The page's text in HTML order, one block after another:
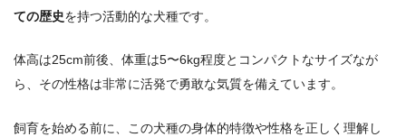
ての歴史を持つ活動的な犬種です。
体高は25cm前後、体重は5〜6kg程度とコンパクトなサイズなが
ら、その性格は非常に活発で勇敢な気質を備えています。
飼育を始める前に、この犬種の身体的特徴や性格を正しく理解し